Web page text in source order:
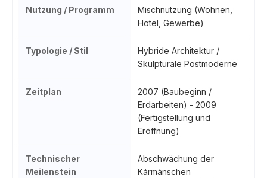
Nutzung / Programm
Mischnutzung (Wohnen,
Hotel, Gewerbe)
Typologie / Stil
Hybride Architektur /
Skulpturale Postmoderne
Zeitplan
2007 (Baubeginn /
Erdarbeiten) - 2009
(Fertigstellung und
Eröffnung)
Technischer
Meilenstein
Abschwächung der
Kármánschen